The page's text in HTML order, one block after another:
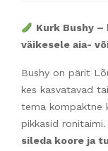
Kurk Bushy –
väikesele aia-
Bushy on pärit
kes kasvatavad
tema kompaktne
pikkasid
sileda koore ja